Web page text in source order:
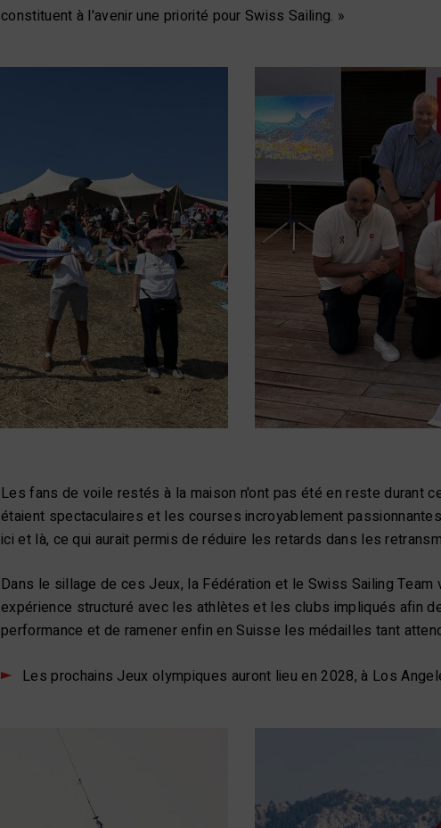
constituent à l'avenir une priorité pour Swiss Sailing. »
Les fans de voile restés à la maison n'ont pas été en reste durant
étaient spectaculaires et les courses incroyablement
ici et là, ce qui aurait permis de réduire les retards dans les
Dans le sillage de ces Jeux, la Fédération et le Swiss Sailing
expérience structuré avec les athlètes et les clubs impliqués afin
performance et de ramener enfin en Suisse les médailles tant
Les prochains Jeux olympiques auront lieu en 2028, à Los